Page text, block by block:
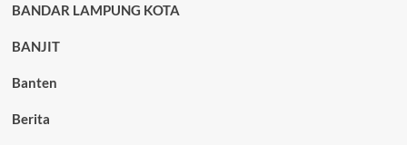
BANDAR LAMPUNG KOTA
BANJIT
Banten
Berita